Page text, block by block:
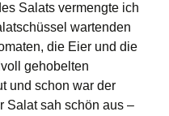
Salats vermengte ich
wartenden
die Eier und die
gehobelten
und schon war der
Salat sah schön aus –